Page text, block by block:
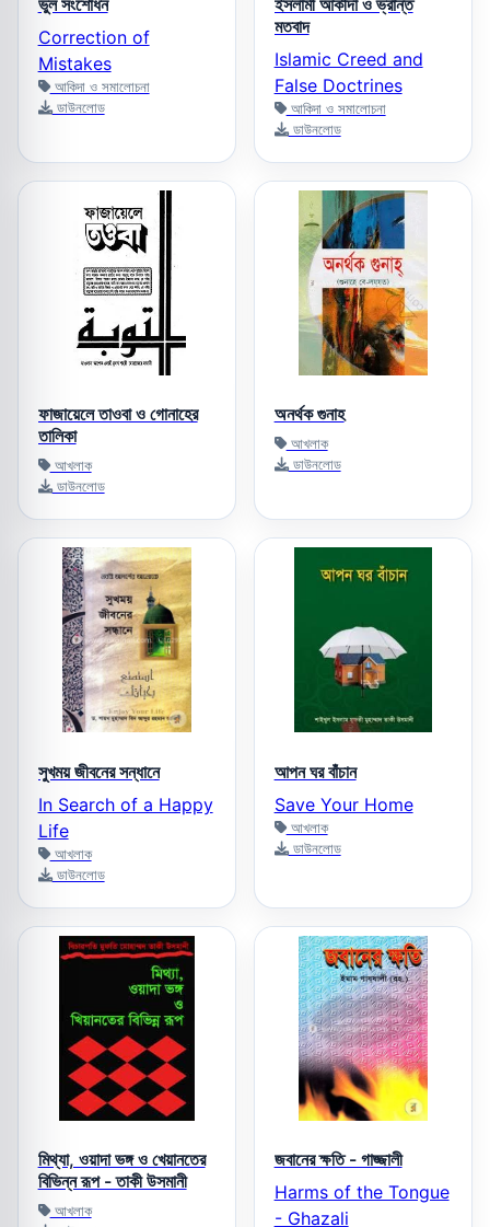
Correction of
Mistakes
আকিদা ও সমালোচনা
ডাউনলোড
মতবাদ
Islamic Creed and
False Doctrines
আকিদা ও সমালোচনা
ডাউনলোড
ফাজায়েলে তাওবা ও গোনাহের
তালিকা
আখলাক
ডাউনলোড
অনর্থক গুনাহ
আখলাক
ডাউনলোড
সুখময় জীবনের সন্ধানে
In Search of a Happy
Life
আখলাক
ডাউনলোড
আপন ঘর বাঁচান
Save Your Home
আখলাক
ডাউনলোড
মিথ্যা, ওয়াদা ভঙ্গ ও খেয়ানতের
বিভিন্ন রূপ - তাকী উসমানী
আখলাক
জবানের ক্ষতি - গাজ্জালী
Harms of the Tongue
- Ghazali